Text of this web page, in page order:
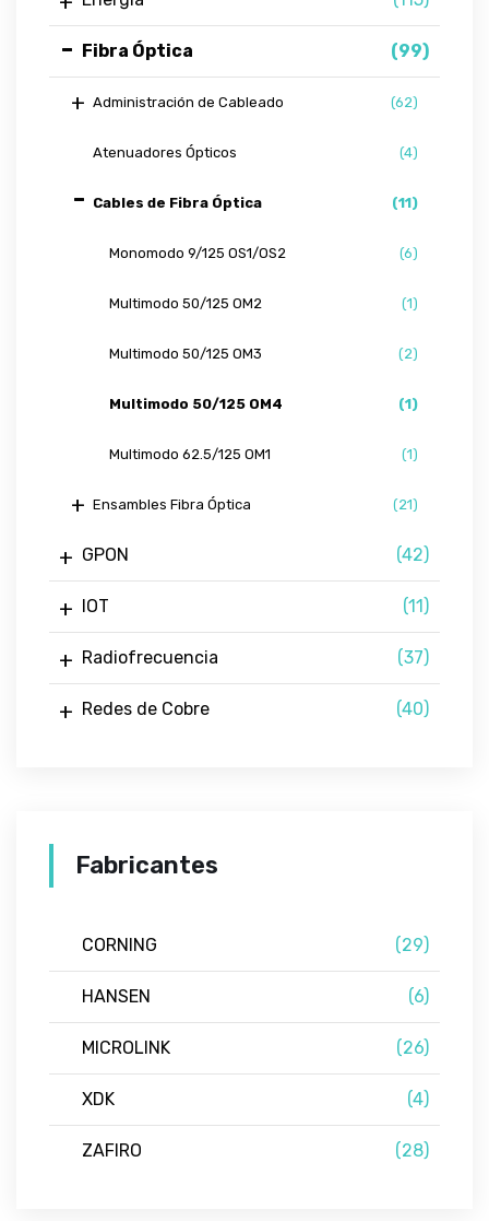
Fibra Óptica (99)
Administración de Cableado (62)
Atenuadores Ópticos (4)
Cables de Fibra Óptica (11)
Monomodo 9/125 OS1/OS2 (6)
Multimodo 50/125 OM2 (1)
Multimodo 50/125 OM3 (2)
Multimodo 50/125 OM4 (1)
Multimodo 62.5/125 OM1 (1)
Ensambles Fibra Óptica (21)
GPON (42)
IOT (11)
Radiofrecuencia (37)
Redes de Cobre (40)
Fabricantes
CORNING (29)
HANSEN (6)
MICROLINK (26)
XDK (4)
ZAFIRO (28)